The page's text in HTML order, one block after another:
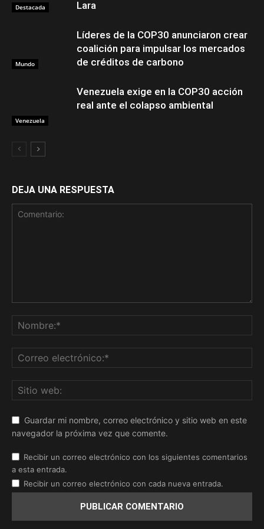
Destacada Lara
Mundo
Líderes de la COP30 anunciaron crear
coalición para impulsar los mercados
de créditos de carbono
Venezuela
Venezuela exige en la COP30 acción
real ante el colapso ambiental
DEJA UNA RESPUESTA
Guardar mi nombre, correo electrónico y sitio web en este
navegador la próxima vez que comente.
Recibir un correo electrónico con los siguientes comentarios
a esta entrada.
Recibir un correo electrónico con cada nueva entrada.